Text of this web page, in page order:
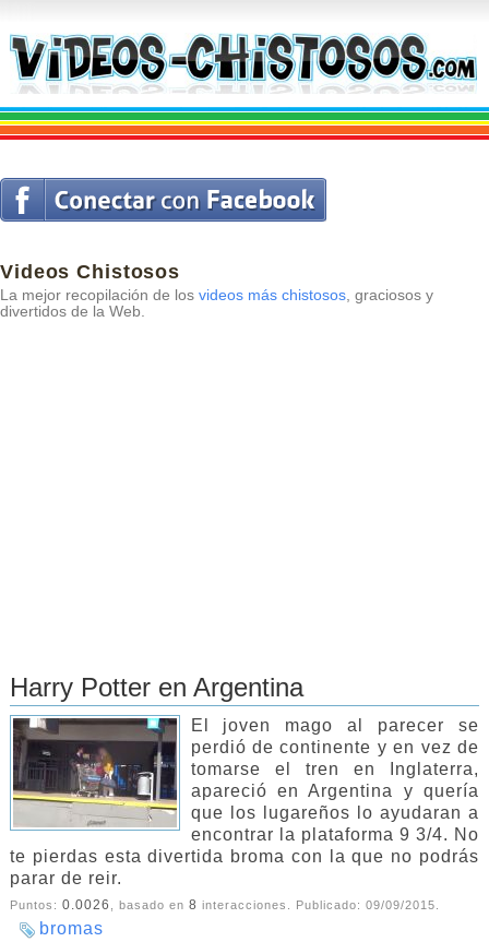
Videos Chistosos
La mejor recopilación de los videos más chistosos, graciosos y
divertidos de la Web.
Harry Potter en Argentina
El joven mago al parecer se
perdió de continente y en vez de
tomarse el tren en Inglaterra,
apareció en Argentina y quería
que los lugareños lo ayudaran a
encontrar la plataforma 9 3/4. No
te pierdas esta divertida broma con la que no podrás
parar de reir.
Puntos: 0.0026 , basado en 8 interacciones. Publicado: 09/09/2015.
bromas